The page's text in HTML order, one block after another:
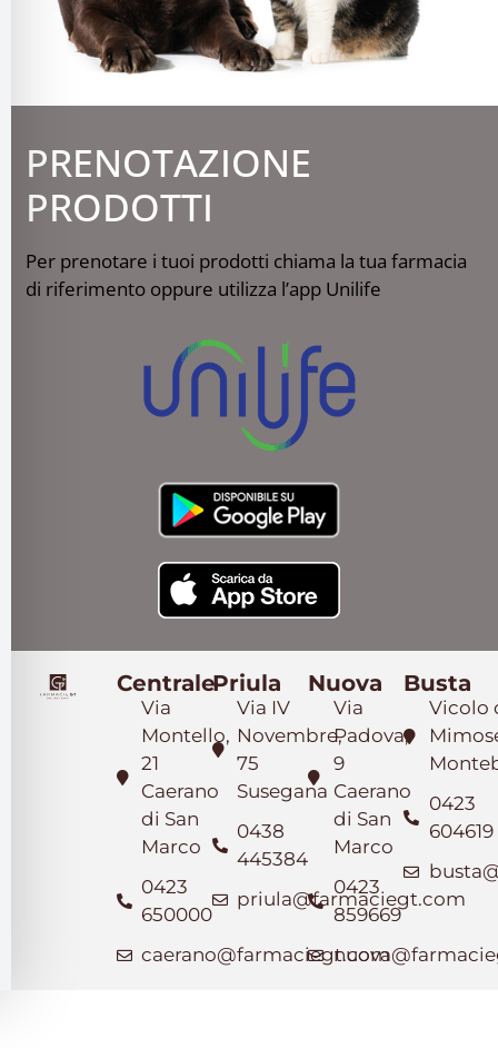
PRENOTAZIONE
PRODOTTI
Per prenotare i tuoi prodotti chiama la tua farmacia
di riferimento oppure utilizza l’app Unilife
Centrale
Via
Montello,
21
Caerano
di San
Marco
0423
650000
caerano@farmaciegt.com
Priula
Via IV
Novembre,
75
Susegana
0438
445384
priula@farmaciegt.com
Nuova
Via
Padova,
9
Caerano
di San
Marco
0423
859669
Busta
Vicolo
0423
604619